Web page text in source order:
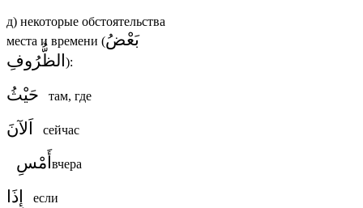
д) некоторые обстоятельства
места и времени (بَعْضُ
الظُّرُوفِ ):
حَيْثُ там, где
اَلآنَ сейчас
أَمْسِ вчера
إِذَا если